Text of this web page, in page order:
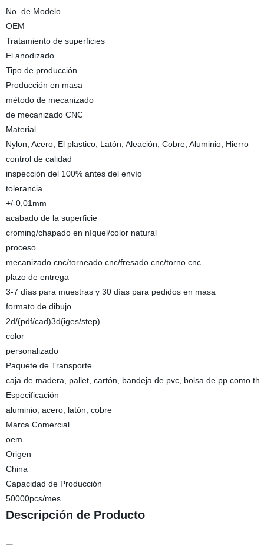
No. de Modelo.
OEM
Tratamiento de superficies
El anodizado
Tipo de producción
Producción en masa
método de mecanizado
de mecanizado CNC
Material
Nylon, Acero, El plastico, Latón, Aleación, Cobre, Aluminio, Hierro
control de calidad
inspección del 100% antes del envío
tolerancia
+/-0,01mm
acabado de la superficie
croming/chapado en níquel/color natural
proceso
mecanizado cnc/torneado cnc/fresado cnc/torno cnc
plazo de entrega
3-7 días para muestras y 30 días para pedidos en masa
formato de dibujo
2d/(pdf/cad)3d(iges/step)
color
personalizado
Paquete de Transporte
caja de madera, pallet, cartón, bandeja de pvc, bolsa de pp como th
Especificación
aluminio; acero; latón; cobre
Marca Comercial
oem
Origen
China
Capacidad de Producción
50000pcs/mes
Descripción de Producto